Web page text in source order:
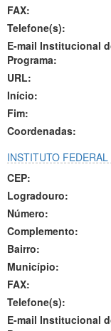
FAX:
Telefone(s):
E-mail Institucional
Programa:
URL:
Início:
Fim:
Coordenadas:
INSTITUTO
CEP:
Logradouro:
Número:
Complemento:
Bairro:
Município:
FAX:
Telefone(s):
E-mail Institucional